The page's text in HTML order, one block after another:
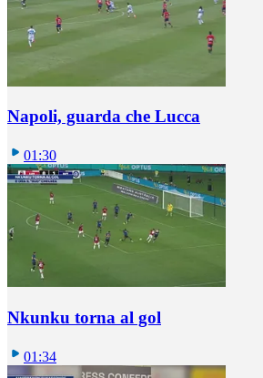
Napoli, guarda che Lucca
01:30
Nkunku torna al gol
01:34